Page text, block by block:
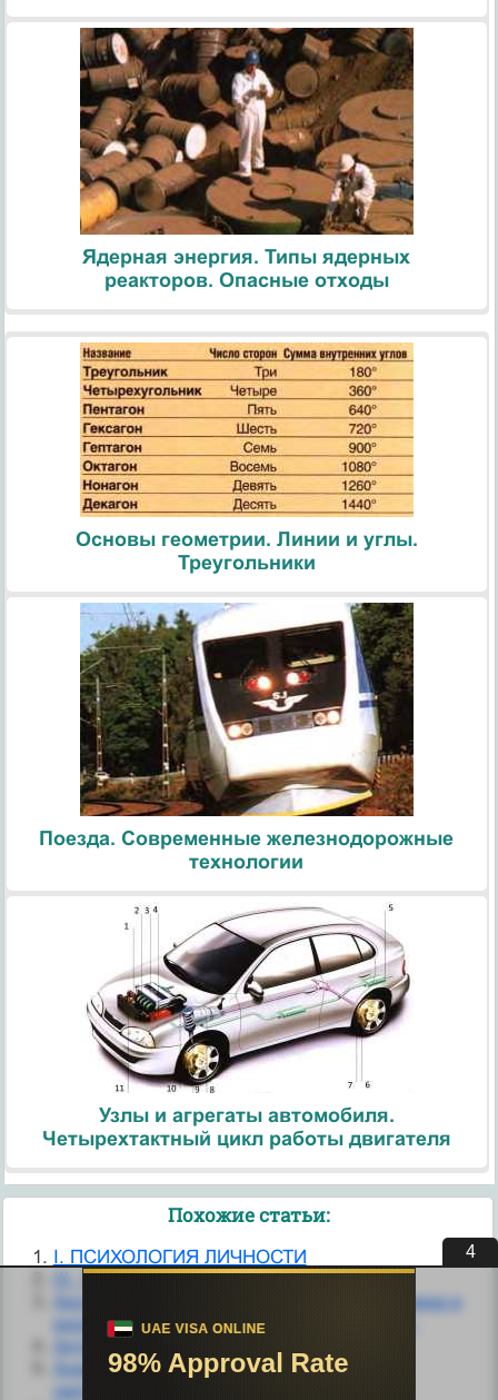
Ядерная энергия. Типы ядерных
реакторов. Опасные отходы
Основы геометрии. Линии и углы.
Треугольники
Поезда. Современные железнодорожные
технологии
Узлы и агрегаты автомобиля.
Четырехтактный цикл работы двигателя
Похожие статьи:
I. ПСИХОЛОГИЯ ЛИЧНОСТИ
III. Условия развития личности.
Аксиологические параметры бытия человека в
мире. Экзистенциальный опыт личности.
Активность личности.
Анализ остатков и движения денежной
наличности
3